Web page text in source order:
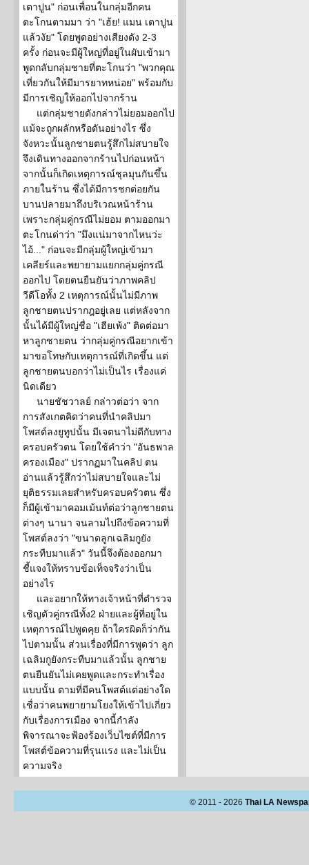
เตาปูน" ก่อนเพื่อนในกลุ่มอีกคน
ตะโกนตามมา ว่า "เฮ้ย! แมน เตาปูน
แล้วงัย" โดยพูดอย่างเสียงดัง 2-3
ครั้ง ก่อนจะมีผู้ใหญ่ที่อยู่ในผับเข้ามา
พูดกลับกลุ่มชายที่ตะโกนว่า "พวกคุณ
เที่ยวกันให้มีมารยาทหน่อย" พร้อมกับ
มีการเชิญให้ออกไปจากร้าน
แต่กลุ่มชายดังกล่าวไม่ยอมออกไป
แม้จะถูกผลักหรือดันอย่างไร ซึ่ง
จังหวะนั้นลูกชายตนรู้สึกไม่สบายใจ
จึงเดินทางออกจากร้านไปก่อนหน้า
จากนั้นก็เกิดเหตุการณ์ชุลมุนกันขึ้น
ภายในร้าน ซึ่งได้มีการชกต่อยกัน
บานปลายมาถึงบริเวณหน้าร้าน
เพราะกลุ่มคู่กรณีไม่ยอม ตามออกมา
ตะโกนด่าว่า "มึงแน่มาจากไหนว่ะ
ไอ้..." ก่อนจะมีกลุ่มผู้ใหญ่เข้ามา
เคลียร์และพยายามแยกกลุ่มคู่กรณี
ออกไป โดยตนยืนยันว่าภาพคลิป
วีดีโอทั้ง 2 เหตุการณ์นั้นไม่มีภาพ
ลูกชายตนปรากฎอยู่เลย แต่หลังจาก
นั้นได้มีผู้ใหญ่ชื่อ "เฮียเพ้ง" ติดต่อมา
หาลูกชายตน ว่ากลุ่มคู่กรณีอยากเข้า
มาขอโทษกับเหตุการณ์ที่เกิดขึ้น แต่
ลูกชายตนบอกว่าไม่เป็นไร เรื่องแค่
นิดเดียว
นายชัชวาลย์ กล่าวต่อว่า จาก
การสังเกตคิดว่าคนที่นำคลิปมา
โพสต์ลงยูทูปนั้น มีเจตนาไม่ดีกับทาง
ครอบครัวตน โดยใช้คำว่า "อันธพาล
ครองเมือง" ปรากฏมาในคลิป ตน
อ่านแล้วรู้สึกว่าไม่สบายใจและไม่
ยุติธรรมเลยสำหรับครอบครัวตน ซึ่ง
ก็มีผู้เข้ามาคอมเม้นท์ต่อว่าลูกชายตน
ต่างๆ นานา จนลามไปถึงข้อความที่
โพสต์ลงว่า "ขนาดลูกเฉลิมกูยัง
กระทืบมาแล้ว" วันนี้จึงต้องออกมา
ชี้แจงให้ทราบข้อเท็จจริงว่าเป็น
อย่างไร
และอยากให้ทางเจ้าหน้าที่ตำรวจ
เชิญตัวคู่กรณีทั้ง2 ฝ่ายและผู้ที่อยู่ใน
เหตุการณ์ไปพูดคุย ถ้าใครผิดก็ว่ากัน
ไปตามนั้น ส่วนเรื่องที่มีการพูดว่า ลูก
เฉลิมกูยังกระทืบมาแล้วนั้น ลูกชาย
ตนยืนยันไม่เคยพูดและกระทำเรื่อง
แบบนั้น ตามที่มีคนโพสต์แต่อย่างใด
เชื่อว่าคนพยายามโยงให้เข้าไปเกี่ยว
กับเรื่องการเมือง จากนี้กำลัง
พิจารณาจะฟ้องร้องเว็บไซต์ที่มีการ
โพสต์ข้อความที่รุนแรง และไม่เป็น
ความจริง
© 2011 - 2026 Thai LA